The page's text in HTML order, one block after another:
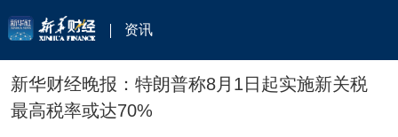
资讯
新华财经晚报：特朗普称8月1日起实施新关税
最高税率或达70%